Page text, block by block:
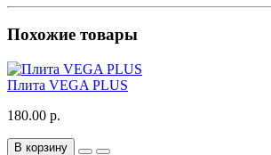
Похожие товары
Плита VEGA PLUS
180.00 р.
В корзину